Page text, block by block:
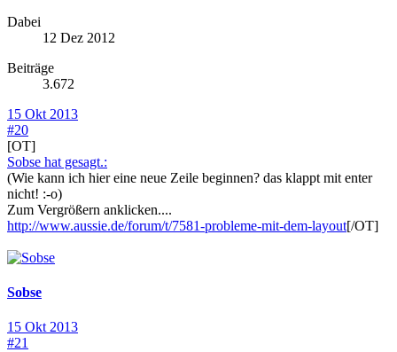
Dabei
12 Dez 2012
Beiträge
3.672
15 Okt 2013
#20
[OT]
Sobse hat gesagt.:
(Wie kann ich hier eine neue Zeile beginnen? das klappt mit enter
nicht! :-o)
Zum Vergrößern anklicken....
http://www.aussie.de/forum/t/7581-probleme-mit-dem-layout[/OT]
Sobse
15 Okt 2013
#21